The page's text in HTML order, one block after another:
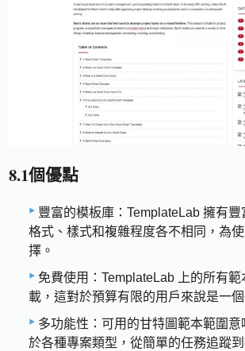
8.1個優點
豐富的模板庫：TemplateLab 擁有豐
格式、樣式和複雜程度各不相同，為
擇。
免費使用：TemplateLab 上的所有範
載，這對於預算有限的用戶來說是一
多功能性：可用的甘特圖範本範圍意
於各種專案類型，從簡單的任務追蹤